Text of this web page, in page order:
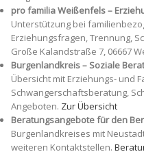
pro familia Weißenfels –
Unterstützung bei
Erziehungsfragen, Trennung,
Große Kalandstraße 7, 06667
Burgenlandkreis – Soziale
Übersicht mit Erziehungs- und
Schwangerschaftsberatung,
Angeboten. Zur Übersicht
Beratungsangebote für den
Burgenlandkreises mit
weiteren Kontaktstellen.